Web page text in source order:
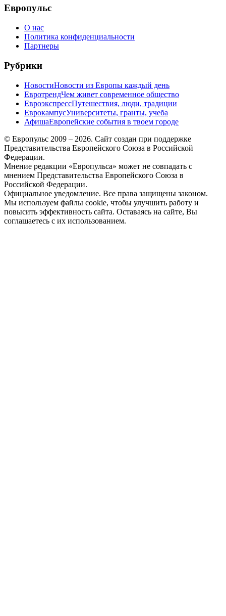
Европульс
О нас
Политика конфиденциальности
Партнеры
Рубрики
НовостиНовости из Европы каждый день
ЕвротрендЧем живет современное общество
ЕвроэкспрессПутешествия, люди, традиции
ЕврокампусУниверситеты, гранты, учеба
АфишаЕвропейские события в твоем городе
© Европульс 2009 – 2026. Сайт создан при поддержке
Представительства Европейского Союза в Российской
Федерации.
Мнение редакции «Европульса» может не совпадать с
мнением Представительства Европейского Союза в
Российской Федерации.
Официальное уведомление. Все права защищены законом.
Мы используем файлы cookie, чтобы улучшить работу и
повысить эффективность сайта. Оставаясь на сайте, Вы
соглашаетесь с их использованием.